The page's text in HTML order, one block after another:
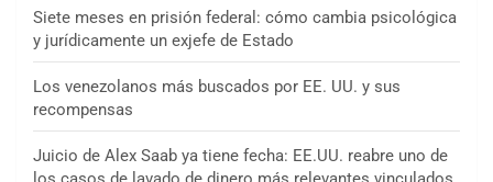
Siete meses en prisión federal: cómo cambia psicológica
y jurídicamente un exjefe de Estado
Los venezolanos más buscados por EE. UU. y sus
recompensas
Juicio de Alex Saab ya tiene fecha: EE.UU. reabre uno de